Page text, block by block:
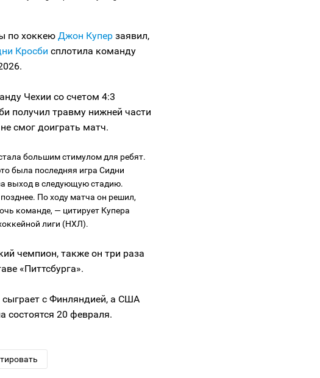
по хоккею Джон Купер заявил,
Кросби сплотила команду
Чехии со счетом 4:3
получил травму нижней части
смог доиграть матч.
большим стимулом для ребят.
была последняя игра Сидни
выход в следующую стадию.
По ходу матча он решил,
команде, — цитирует Купера
лиги (НХЛ).
чемпион, также он три раза
«Питтсбурга».
с Финляндией, а США
состоятся 20 февраля.